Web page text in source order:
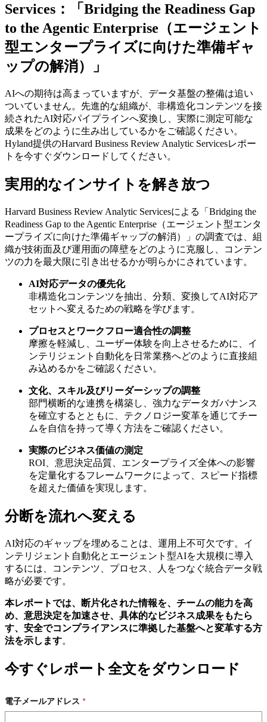
Services：「Bridging the Readiness Gap
to the Agentic Enterprise（エージェント
型エンタープライズに向けた準備ギャ
ップの解消）」
AIへの期待は高まっていますが、データ基盤の整備は追い
ついていません。先進的な組織が、非構造化コンテンツを接
続されたAI対応パイプラインへ変換し、実際に測定可能な
成果をどのように生み出しているかをご確認ください。
Hyland提供のHarvard Business Review Analytic Servicesレポー
トを今すぐダウンロードしてください。
実用的なインサイトを解き放つ
Harvard Business Review Analytic Servicesによる「Bridging the
Readiness Gap to the Agentic Enterprise（エージェント型エンタ
ープライズに向けた準備ギャップの解消）」の調査では、組
織が技術面及び運用面の障壁をどのように克服し、コンテン
ツの力を最大限に引き出せるかが明らかにされています。
AI対応データの優先化
非構造化コンテンツを抽出、分類、変換してAI対応ア
セットへ変えるための戦略を学びます。
プロセスとワークフロー適合性の調整
摩擦を軽減し、ユーザー体験を向上させるために、イ
ンテリジェント自動化を日常業務へどのように直接組
み込めるかをご確認ください。
文化、スキル及びリーダーシップの調整
部門横断的な連携を構築し、強力なデータガバナンス
を確立するとともに、テクノロジー変革を通じてチー
ムを自信を持って導く方法をご確認ください。
実際のビジネス価値の測定
ROI、意思決定品質、エンタープライズ全体への影響
を定量化するフレームワークによって、スピード指標
を超えた価値を実現します。
分断を流れへ変える
AI対応のギャップを埋めることは、運用上不可欠です。イ
ンテリジェント自動化とエージェント型AIを大規模に導入
するには、コンテンツ、プロセス、人をつなぐ統合データ戦
略が必要です。
本レポートでは、断片化された情報を、チームの能力を高
め、意思決定を加速させ、具体的なビジネス成果をもたら
す、安全でコンプライアンスに準拠した基盤へと変革する方
法を示します。
今すぐレポート全文をダウンロード
*
電子メールアドレス